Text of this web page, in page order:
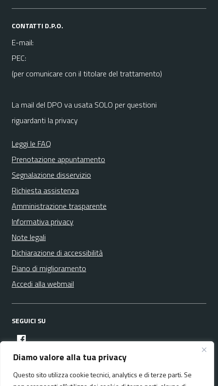
Diamo valore alla tua privacy
Questo sito utilizza cookie tecnici, analytics e di terze parti. Se
CONTATTI D.P.O.
E-mail:
PEC:
(per comunicare con il titolare del trattamento)
La mail del DPO va usata SOLO per questioni
riguardanti la privacy
Leggi le FAQ
Prenotazione appuntamento
Segnalazione disservizio
Richiesta assistenza
Amministrazione trasparente
Informativa privacy
Note legali
Dichiarazione di accessibilità
Piano di miglioramento
Accedi alla webmail
SEGUICI SU
facebook
Media policy Mappa del sito